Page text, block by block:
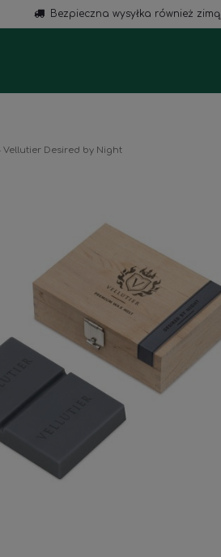
Bezpieczna wysyłka również zimą
Vellutier Desired by Night